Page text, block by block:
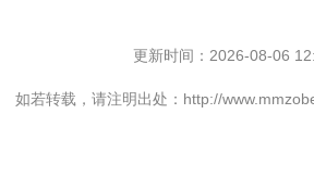
更新时间：2026-08-06
如若转载，请注明出处：http://